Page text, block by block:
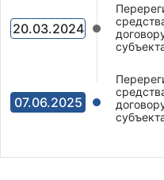
20.03.2024
07.06.2025